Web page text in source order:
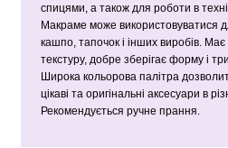
спицями, а також для роботи в
Макраме може використовуватися
кашпо, тапочок і інших виробів. Має
текстуру, добре зберігає форму і
Широка кольорова палітра
цікаві та оригінальні аксесуари в
Рекомендується ручне прання.